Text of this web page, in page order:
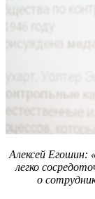
Алексей Егошин:
легко
о